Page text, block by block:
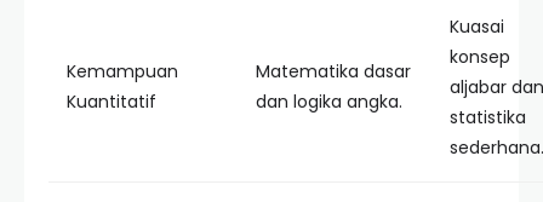
Kemampuan
Kuantitatif
Matematika dasar
dan logika angka.
Kuasai
konsep
aljabar dan
statistika
sederhana.